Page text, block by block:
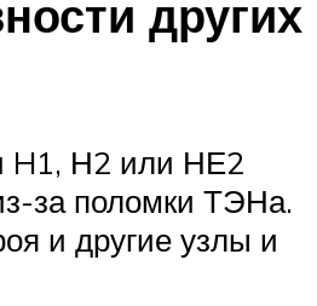
других
H1, Н2 или НЕ2
за поломки ТЭНа.
и другие узлы и